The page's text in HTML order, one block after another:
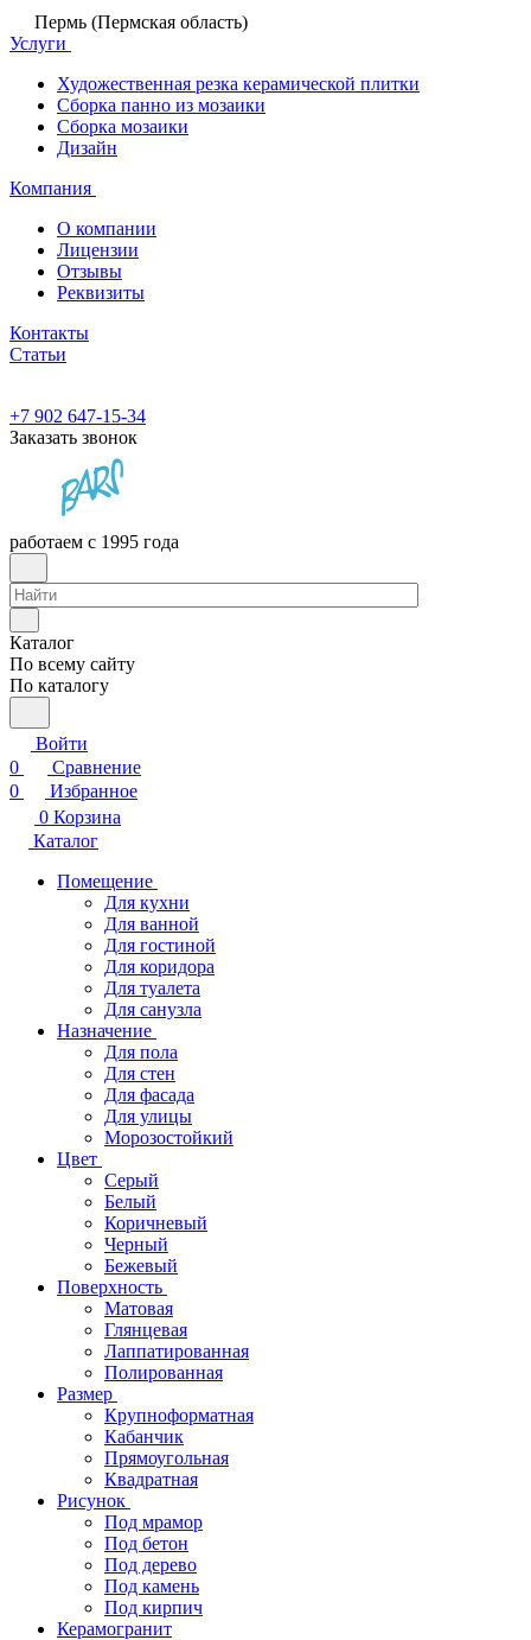
Пермь (Пермская область)
Услуги
Художественная резка керамической плитки
Сборка панно из мозаики
Сборка мозаики
Дизайн
Компания
О компании
Лицензии
Отзывы
Реквизиты
Контакты
Статьи
+7 902 647-15-34
Заказать звонок
работаем с 1995 года
Каталог
По всему сайту
По каталогу
Войти
0
Сравнение
0
Избранное
0 Корзина
Каталог
Помещение
Для кухни
Для ванной
Для гостиной
Для коридора
Для туалета
Для санузла
Назначение
Для пола
Для стен
Для фасада
Для улицы
Морозостойкий
Цвет
Серый
Белый
Коричневый
Черный
Бежевый
Поверхность
Матовая
Глянцевая
Лаппатированная
Полированная
Размер
Крупноформатная
Кабанчик
Прямоугольная
Квадратная
Рисунок
Под мрамор
Под бетон
Под дерево
Под камень
Под кирпич
Керамогранит